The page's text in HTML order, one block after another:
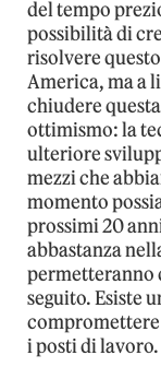
del tempo
possibilità di
risolvere
America, ma a
chiudere
ottimismo: la
ulteriore
mezzi che
momento
prossimi 20
abbastanza
permetteranno
seguito. Esiste
i posti di lavoro.